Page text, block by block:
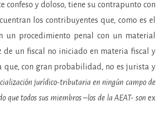
confeso y doloso, tiene su contrapunto con
los contribuyentes que, como es el
un procedimiento penal con un material
un fiscal no iniciado en materia fiscal y
que, con gran probabilidad, no es jurista y
jurídico-tributaria en ningún campo de
todos sus miembros –los de la AEAT- son ex